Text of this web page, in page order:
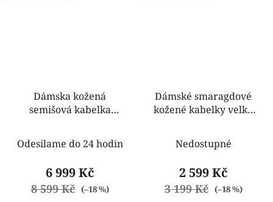
Dámska kožená
semišová kabelka
Odesilame do 24 hodin
6 999 Kč
8 599 Kč (–18 %)
Dámské smaragdové
kožené kabelky velké
Nedostupné
2 599 Kč
3 199 Kč (–18 %)